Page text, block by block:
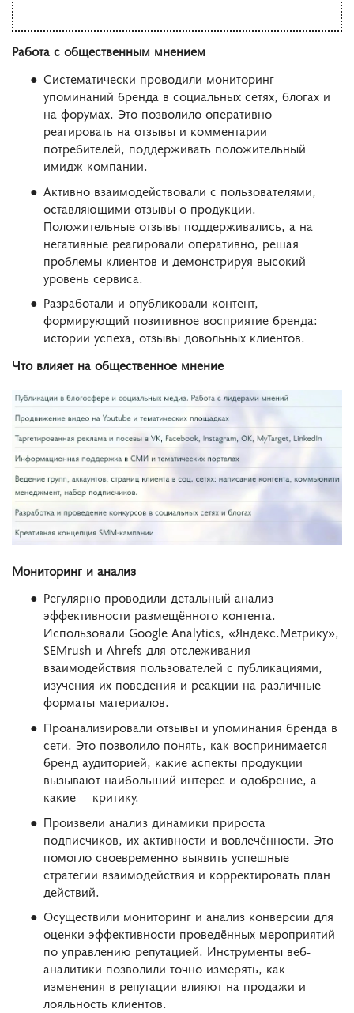
Работа с общественным мнением
Систематически проводили мониторинг
упоминаний бренда в социальных сетях, блогах и
на форумах. Это позволило оперативно
реагировать на отзывы и комментарии
потребителей, поддерживать положительный
имидж компании.
Активно взаимодействовали с пользователями,
оставляющими отзывы о продукции.
Положительные отзывы поддерживались, а на
негативные реагировали оперативно, решая
проблемы клиентов и демонстрируя высокий
уровень сервиса.
Разработали и опубликовали контент,
формирующий позитивное восприятие бренда:
истории успеха, отзывы довольных клиентов.
Что влияет на общественное мнение
Мониторинг и анализ
Регулярно проводили детальный анализ
эффективности размещённого контента.
Использовали Google Analytics, «Яндекс.Метрику»,
SEMrush и Ahrefs для отслеживания
взаимодействия пользователей с публикациями,
изучения их поведения и реакции на различные
форматы материалов.
Проанализировали отзывы и упоминания бренда в
сети. Это позволило понять, как воспринимается
бренд аудиторией, какие аспекты продукции
вызывают наибольший интерес и одобрение, а
какие — критику.
Произвели анализ динамики прироста
подписчиков, их активности и вовлечённости. Это
помогло своевременно выявить успешные
стратегии взаимодействия и корректировать план
действий.
Осуществили мониторинг и анализ конверсии для
оценки эффективности проведённых мероприятий
по управлению репутацией. Инструменты веб-
аналитики позволили точно измерять, как
изменения в репутации влияют на продажи и
лояльность клиентов.